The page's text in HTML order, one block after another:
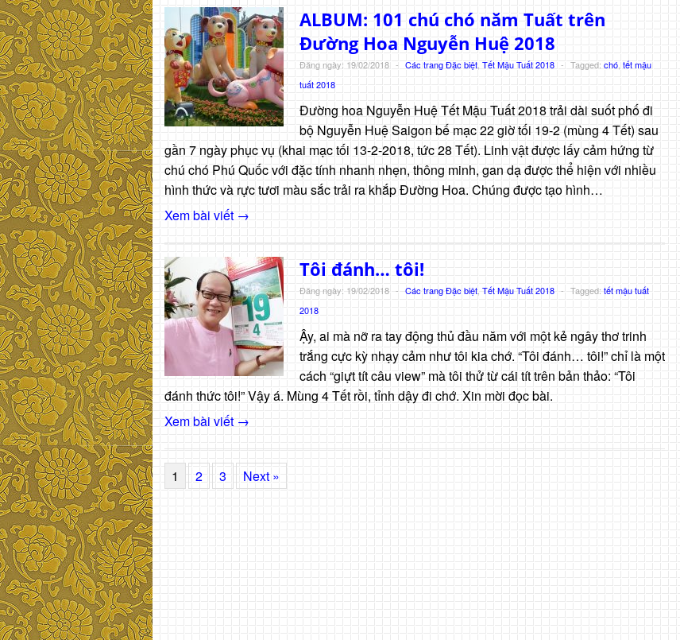
ALBUM: 101 chú chó năm Tuất trên
Đường Hoa Nguyễn Huệ 2018
Đăng ngày: 19/02/2018 - Các trang Đặc biệt Tết Mậu Tuất 2018 - Tagged: chó tết mậu
tuất 2018
Đường hoa Nguyễn Huệ Tết Mậu Tuất 2018 trải dài suốt phố đi
bộ Nguyễn Huệ Saigon bế mạc 22 giờ tối 19-2 (mùng 4 Tết) sau
gần 7 ngày phục vụ (khai mạc tối 13-2-2018, tức 28 Tết). Linh vật được lấy cảm hứng từ
chú chó Phú Quốc với đặc tính nhanh nhẹn, thông minh, gan dạ được thể hiện với nhiều
hình thức và rực tươi màu sắc trải ra khắp Đường Hoa. Chúng được tạo hình…
Xem bài viết →
Tôi đánh… tôi!
Đăng ngày: 19/02/2018 - Các trang Đặc biệt Tết Mậu Tuất 2018 - Tagged: tết mậu tuất
2018
Ậy, ai mà nỡ ra tay động thủ đầu năm với một kẻ ngây thơ trinh
trắng cực kỳ nhạy cảm như tôi kia chớ. “Tôi đánh… tôi!” chỉ là một
cách “giựt tít câu view” mà tôi thử từ cái tít trên bản thảo: “Tôi
đánh thức tôi!” Vậy á. Mùng 4 Tết rồi, tỉnh dậy đi chớ. Xin mời đọc bài.
Xem bài viết →
1 2 3 Next »